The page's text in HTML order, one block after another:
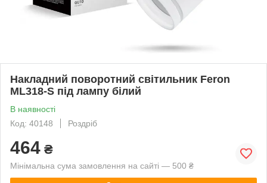
Накладний поворотний світильник Feron
ML318-S під лампу білий
В наявності
Код: 40148
Роздріб
464 ₴
Мінімальна сума замовлення на сайті — 500 ₴